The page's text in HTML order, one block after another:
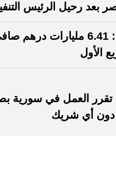
بعد رحيل الرئيس
«إعمار»: 6.41 مليارات درهم
الأول
تقرر العمل في سورية
دون أي شريك